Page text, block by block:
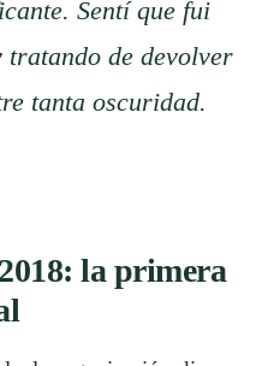
Sentí que fui
de devolver
tanta oscuridad.
la primera